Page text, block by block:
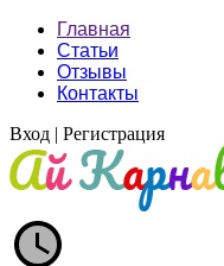
Главная
Статьи
Отзывы
Контакты
Вход | Регистрация